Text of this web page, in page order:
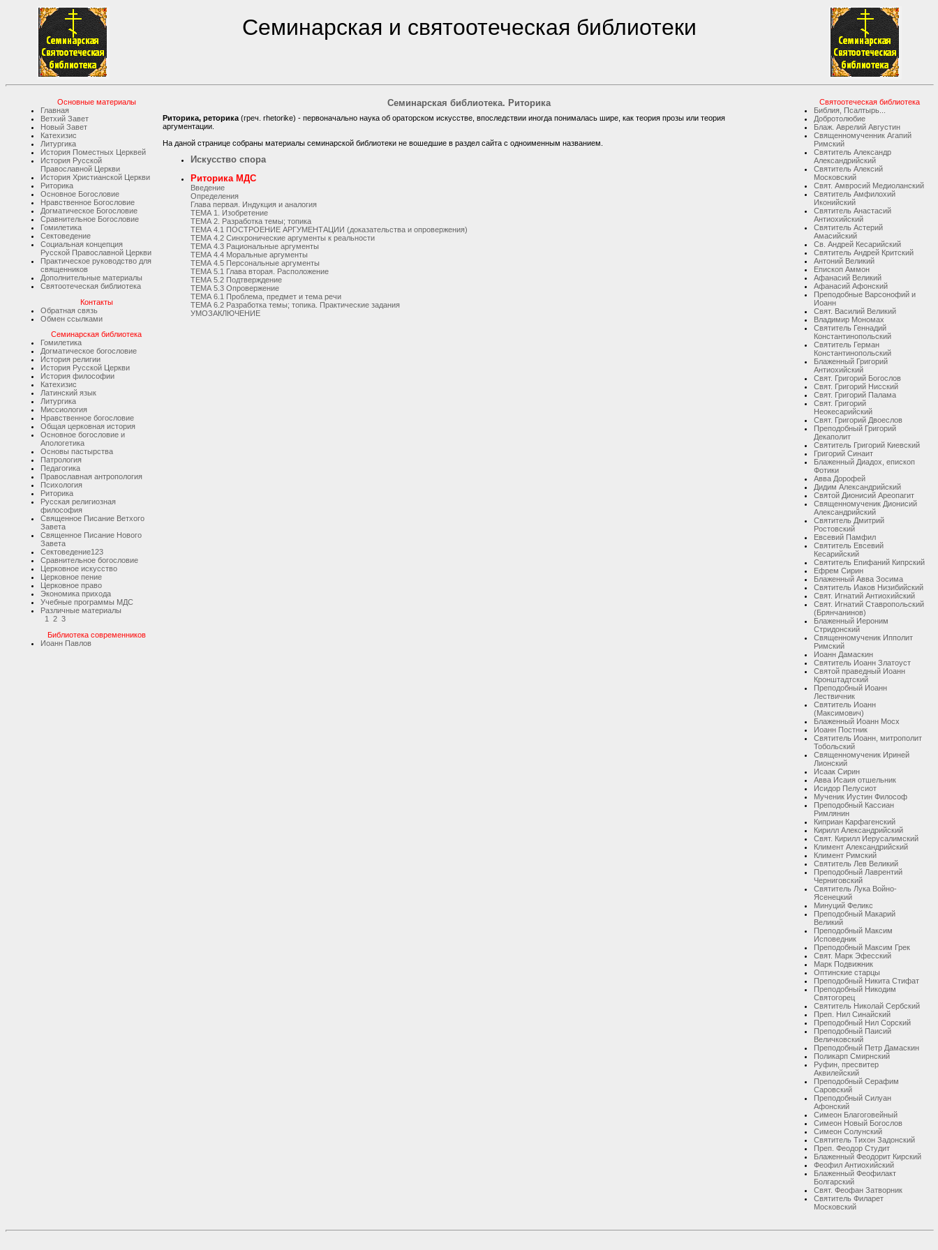
Семинарская и святоотеческая библиотеки
Основные материалы
Главная
Ветхий Завет
Новый Завет
Катехизис
Литургика
История Поместных Церквей
История Русской
Православной Церкви
История Христианской Церкви
Риторика
Основное Богословие
Нравственное Богословие
Догматическое Богословие
Сравнительное Богословие
Гомилетика
Сектоведение
Социальная концепция
Русской Православной Церкви
Практическое руководство для
священников
Дополнительные материалы
Святоотеческая библиотека
Контакты
Обратная связь
Обмен ссылками
Семинарская библиотека
Гомилетика
Догматическое богословие
История религии
История Русской Церкви
История философии
Катехизис
Латинский язык
Литургика
Миссиология
Нравственное богословие
Общая церковная история
Основное богословие и
Апологетика
Основы пастырства
Патрология
Педагогика
Православная антропология
Психология
Риторика
Русская религиозная
философия
Священное Писание Ветхого
Завета
Священное Писание Нового
Завета
Сектоведение1 23
Сравнительное богословие
Церковное искусство
Церковное пение
Церковное право
Экономика прихода
Учебные программы МДС
Различные материалы
1
2 3
Библиотека современников
Иоанн Павлов
Семинарская библиотека. Риторика
Риторика, реторика (греч. rhetorike) - первоначально наука об ораторском искусстве, впоследствии иногда понималась шире, как теория прозы или теория
аргументации.
На даной странице собраны материалы семинарской библиотеки не вошедшие в раздел сайта с одноименным названием.
Искусство спора
Риторика МДС
Введение
Определения
Глава первая. Индукция и аналогия
ТЕМА 1. Изобретение
ТЕМА 2. Разработка темы; топика
ТЕМА 4.1 ПОСТРОЕНИЕ АРГУМЕНТАЦИИ (доказательства и опровержения)
ТЕМА 4.2 Синхронические аргументы к реальности
ТЕМА 4.3 Рациональные аргументы
ТЕМА 4.4 Моральные аргументы
ТЕМА 4.5 Персональные аргументы
ТЕМА 5.1 Глава вторая. Расположение
ТЕМА 5.2 Подтверждение
ТЕМА 5.3 Опровержение
ТЕМА 6.1 Проблема, предмет и тема речи
ТЕМА 6.2 Разработка темы; топика. Практические задания
УМОЗАКЛЮЧЕНИЕ
Святоотеческая библиотека
Библия, Псалтырь...
Добротолюбие
Блаж. Аврелий Августин
Священномученник Агапий
Римский
Святитель Александр
Александрийский
Святитель Алексий
Московский
Свят. Амвросий Медиоланский
Святитель Амфилохий
Иконийский
Святитель Анастасий
Антиохийский
Святитель Астерий
Амасийский
Св. Андрей Кесарийский
Святитель Андрей Критский
Антоний Великий
Епископ Аммон
Афанасий Великий
Афанасий Афонский
Преподобные Варсонофий и
Иоанн
Свят. Василий Великий
Владимир Мономах
Святитель Геннадий
Константинопольский
Святитель Герман
Константинопольский
Блаженный Григорий
Антиохийский
Свят. Григорий Богослов
Свят. Григорий Нисский
Свят. Григорий Палама
Свят. Григорий
Неокесарийский
Свят. Григорий Двоеслов
Преподобный Григорий
Декаполит
Святитель Григорий Киевский
Григорий Синаит
Блаженный Диадох, епископ
Фотики
Авва Дорофей
Дидим Александрийский
Святой Дионисий Ареопагит
Священномученик Дионисий
Александрийский
Святитель Дмитрий
Ростовский
Евсевий Памфил
Святитель Евсевий
Кесарийский
Святитель Епифаний Кипрский
Ефрем Сирин
Блаженный Авва Зосима
Святитель Иаков Низибийский
Свят. Игнатий Антиохийский
Свят. Игнатий Ставропольский
(Брянчанинов)
Блаженный Иероним
Стридонский
Священномученик Ипполит
Римский
Иоанн Дамаскин
Святитель Иоанн Златоуст
Святой праведный Иоанн
Кронштадтский
Преподобный Иоанн
Лествичник
Святитель Иоанн
(Максимович)
Блаженный Иоанн Мосх
Иоанн Постник
Святитель Иоанн, митрополит
Тобольский
Священномученик Ириней
Лионский
Исаак Сирин
Авва Исаия отшельник
Исидор Пелусиот
Мученик Иустин Философ
Преподобный Кассиан
Римлянин
Киприан Карфагенский
Кирилл Александрийский
Свят. Кирилл Иерусалимский
Климент Александрийский
Климент Римский
Святитель Лев Великий
Преподобный Лаврентий
Черниговский
Святитель Лука Войно-
Ясенецкий
Минуций Феликс
Преподобный Макарий
Великий
Преподобный Максим
Исповедник
Преподобный Максим Грек
Свят. Марк Эфесский
Марк Подвижник
Оптинские старцы
Преподобный Никита Стифат
Преподобный Никодим
Святогорец
Святитель Николай Сербский
Преп. Нил Синайский
Преподобный Нил Сорский
Преподобный Паисий
Величковский
Преподобный Петр Дамаскин
Поликарп Смирнский
Руфин, пресвитер
Аквилейский
Преподобный Серафим
Саровский
Преподобный Силуан
Афонский
Симеон Благоговейный
Симеон Новый Богослов
Симеон Солунский
Святитель Тихон Задонский
Преп. Феодор Студит
Блаженный Феодорит Кирский
Феофил Антиохийский
Блаженный Феофилакт
Болгарский
Свят. Феофан Затворник
Святитель Филарет
Московский